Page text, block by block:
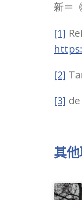
新＝
[1]
[2]
[3]
其